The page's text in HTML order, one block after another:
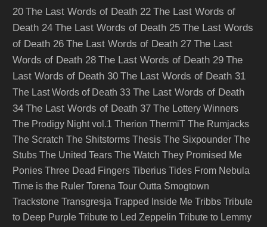
20 The Last Words of Death 22 The Last Words of
Death 24 The Last Words of Death 25 The Last Words
of Death 26 The Last Words of Death 27 The Last
Words of Death 28 The Last Words of Death 29 The
Last Words of Death 30 The Last Words of Death 31
The Last Words of Death 33 The Last Words of Death
34 The Last Words of Death 37 The Lottery Winners
The Prodigy Night vol.1 Therion ThermiT The Rumjacks
The Scratch The Shitstorms Thesis The Sixpounder The
Stubs The United Tears The Watch They Promised Me
Ponies Three Dead Fingers Tiberius Tides From Nebula
Time is the Ruler Torena Tour Outta Smogtown
Trackstone Transgresja Trapped Inside Me Tribbs Tribute
to Deep Purple Tribute to Led Zeppelin Tribute to Lemmy